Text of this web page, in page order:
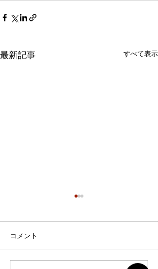
最新記事 すべて表示
コメント